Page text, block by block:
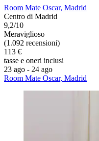
Room Mate Oscar, Madrid
Centro di Madrid
9,2/10
Meraviglioso
(1.092 recensioni)
113 €
tasse e oneri inclusi
23 ago - 24 ago
Room Mate Oscar, Madrid